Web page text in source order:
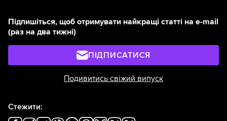
Підпишіться, щоб отримувати найкращі статті на e-mail
(раз на два тижні)
ПІДПИСАТИСЯ
Подивитись свіжий випуск
Стежити: